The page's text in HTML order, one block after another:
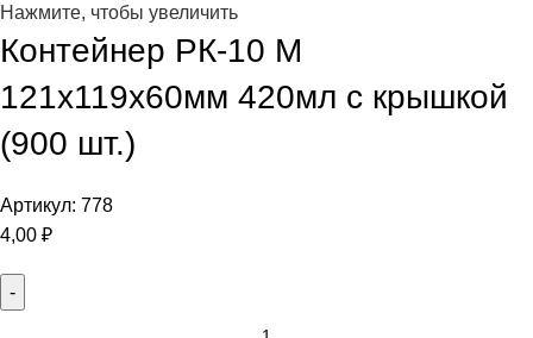
Нажмите, чтобы увеличить
Контейнер РК-10 М
121х119х60мм 420мл с крышкой
(900 шт.)
Артикул: 778
4,00 ₽